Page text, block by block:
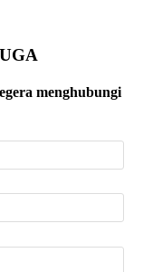
menghubungi